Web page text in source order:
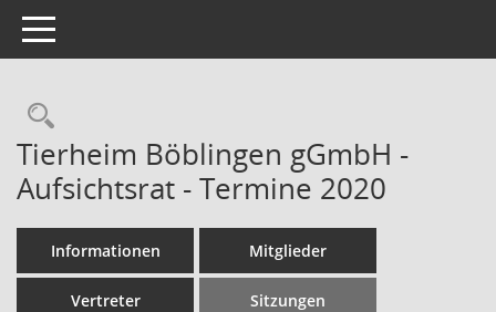
Toggle navigation
Rechercheauswahl
Tierheim Böblingen gGmbH -
Aufsichtsrat - Termine 2020
Informationen Mitglieder
Vertreter Sitzungen